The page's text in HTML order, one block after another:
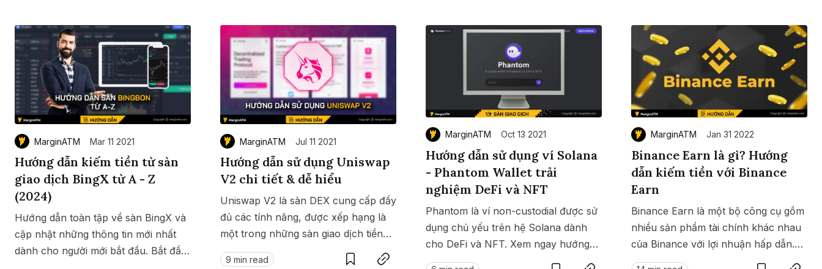
MarginATM Mar 11 2021
Hướng dẫn kiếm tiền từ sàn
giao dịch BingX từ A - Z
(2024)
Hướng dẫn toàn tập về sàn BingX và
cập nhật những thông tin mới nhất
dành cho người mới bắt đầu. Bắt đầu
SaveCopy link
MarginATM Jul 11 2021
Hướng dẫn sử dụng Uniswap
V2 chi tiết & dễ hiểu
Uniswap V2 là sàn DEX cung cấp đầy
đủ các tính năng, được xếp hạng là
một trong những sàn giao dịch tiền
điện tử lớn trên thế giới. Xem hướng
dẫn sử dụng sàn Uniswap V2 tại đây.
9 min read
SaveCopy link
MarginATM Oct 13 2021
Hướng dẫn sử dụng ví Solana
- Phantom Wallet trải
nghiệm DeFi và NFT
Phantom là ví non-custodial được sử
dụng chủ yếu trên hệ Solana dành
cho DeFi và NFT. Xem ngay hướng
dẫn sử dụng ví Phantom để trải
SaveCopy link
MarginATM Jan 31 2022
Binance Earn là gì? Hướng
dẫn kiếm tiền với Binance
Earn
Binance Earn là một bộ công cụ gồm
nhiều sản phẩm tài chính khác nhau
của Binance với lợi nhuận hấp dẫn.
Hướng dẫn cách kiếm tiền với
Save Copy link